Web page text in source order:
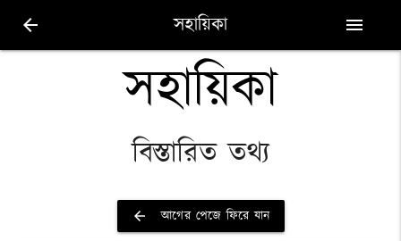
arrow_back সহায়িকা menu
সহায়িকা
বিস্তারিত তথ্য
arrow_back আগের পেজে ফিরে যান